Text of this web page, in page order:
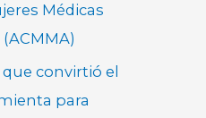
Médicas
convirtió el
para